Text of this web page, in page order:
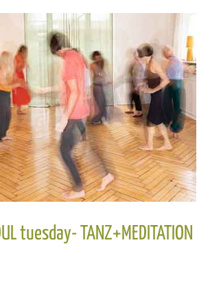
tuesday- TANZ+MEDITATION